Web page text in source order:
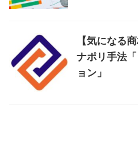
【気になる
ナポリ手法
ョン」